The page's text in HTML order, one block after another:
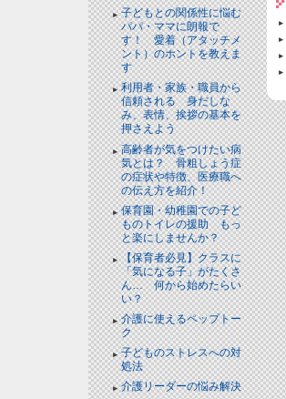
子どもとの関係性に悩む
パパ・ママに朗報で
す！ 愛着（アタッチメ
ント）のホントを教えま
す
利用者・家族・職員から
信頼される 身だしな
み、表情、挨拶の基本を
押さえよう
高齢者が気をつけたい病
気とは？ 骨粗しょう症
の症状や特徴、医療職へ
の伝え方を紹介！
保育園・幼稚園での子ど
ものトイレの援助 もっ
と楽にしませんか？
【保育者必見】クラスに
「気になる子」がたくさ
ん… 何から始めたらい
い？
介護に使えるペップトー
ク
子どものストレスへの対
処法
介護リーダーの悩み解決